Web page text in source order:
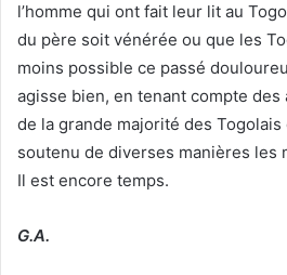
l’homme qui ont fait leur lit au
du père soit vénérée ou que les
moins possible ce passé
agisse bien, en tenant compte
de la grande majorité des
soutenu de diverses manières les
Il est encore temps.
G.A.